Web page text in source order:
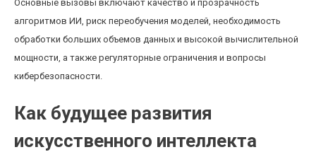
Основные вызовы включают качество и прозрачность
алгоритмов ИИ, риск переобучения моделей, необходимость
обработки больших объемов данных и высокой вычислительной
мощности, а также регуляторные ограничения и вопросы
кибербезопасности.
Как будущее развития
искусственного интеллекта